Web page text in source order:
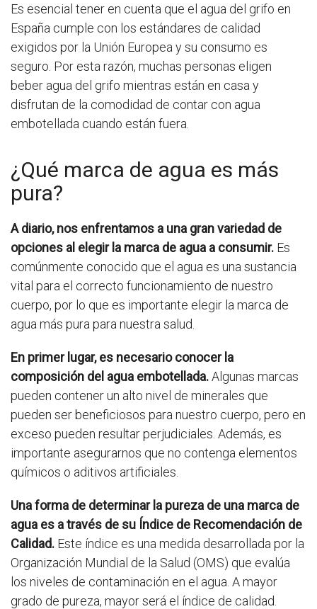
Es esencial tener en cuenta que el agua del grifo en
España cumple con los estándares de calidad
exigidos por la Unión Europea y su consumo es
seguro. Por esta razón, muchas personas eligen
beber agua del grifo mientras están en casa y
disfrutan de la comodidad de contar con agua
embotellada cuando están fuera.
¿Qué marca de agua es más
pura?
A diario, nos enfrentamos a una gran variedad de
opciones al elegir la marca de agua a consumir. Es
comúnmente conocido que el agua es una sustancia
vital para el correcto funcionamiento de nuestro
cuerpo, por lo que es importante elegir la marca de
agua más pura para nuestra salud.
En primer lugar, es necesario conocer la
composición del agua embotellada.Algunas marcas
pueden contener un alto nivel de minerales que
pueden ser beneficiosos para nuestro cuerpo, pero en
exceso pueden resultar perjudiciales. Además, es
importante asegurarnos que no contenga elementos
químicos o aditivos artificiales.
Una forma de determinar la pureza de una marca de
agua es a través de su Índice de Recomendación de
Calidad. Este índice es una medida desarrollada por la
Organización Mundial de la Salud (OMS) que evalúa
los niveles de contaminación en el agua. A mayor
grado de pureza, mayor será el índice de calidad.